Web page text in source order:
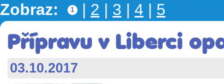
Zobraz: 1 | 2 | 3 | 4 | 5
Přípravu v Liberci
03.10.2017